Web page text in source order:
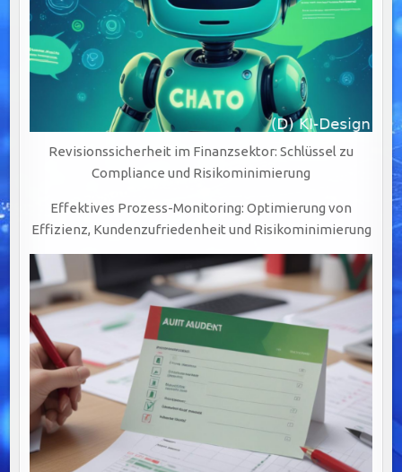
Revisionssicherheit im Finanzsektor: Schlüssel zu
Compliance und Risikominimierung
Effektives Prozess-Monitoring: Optimierung von
Effizienz, Kundenzufriedenheit und Risikominimierung